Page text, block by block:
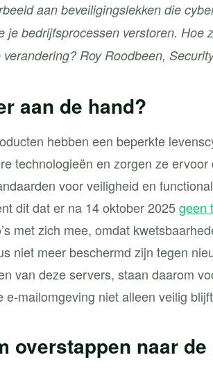
aan beveiligingslekken die
je bedrijfsprocessen verstoren. Hoe
Roy Roodbeen,
aan de hand?
hebben een beperkte
technologieën en zorgen ze
voor veiligheid en
dit dat er na 14 oktober 2025geen
met zich mee, omdat
niet meer beschermd zijn tegen
van deze servers, staan daarom
e-mailomgeving niet alleen veilig
overstappen naar